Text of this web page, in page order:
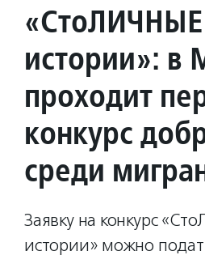
«СтоЛИЧНЫЕ
истории»: в
проходит
конкурс
среди
Заявку на конкурс
истории» можно